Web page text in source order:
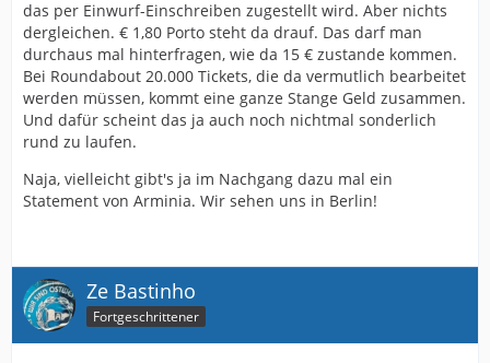
schlecht.
Im Moment bin ich zwar noch ruhig, aber ich muss
zugeben heute werde ich langsam nervös denn seit
einer Woche kommen Tickets überall an und auch
schon welche von den Stehplatz DK und man selber hat
seine noch nicht.
Ich kann ehrlich gesagt auch mittlerweile null
nachvollziehen warum man die Dinger nicht per
Einschreiben versendet hat, zumindest aber per
vom Einschreiben und man hätte nachschauen können
wo der Brief steckt.
So kann alles mögliche damit sein. Kommt vielleicht
das per Einwurf-Einschreiben zugestellt wird. Aber nichts
dergleichen. € 1,80 Porto steht da drauf. Das darf man
durchaus mal hinterfragen, wie da 15 € zustande kommen.
Bei Roundabout 20.000 Tickets, die da vermutlich bearbeitet
werden müssen, kommt eine ganze Stange Geld zusammen.
Und dafür scheint das ja auch noch nichtmal sonderlich
rund zu laufen.
Naja, vielleicht gibt's ja im Nachgang dazu mal ein
Statement von Arminia. Wir sehen uns in Berlin!
Ze Bastinho
Fortgeschrittener